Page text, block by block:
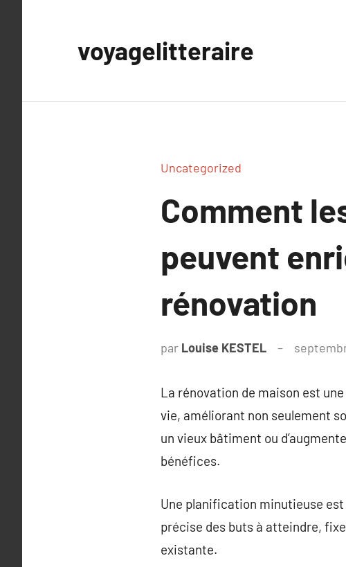
voyagelitteraire
Uncategorized
Comment
peuvent
rénovation
par Louise KESTEL
La rénovation de maison est
vie, améliorant non seulement
un vieux bâtiment ou
bénéfices.
Une planification minutieuse
précise des buts à atteindre,
existante.